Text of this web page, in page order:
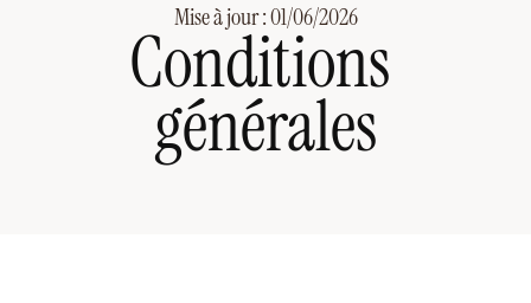
Mise à jour : 01/06/2026
Conditions
générales